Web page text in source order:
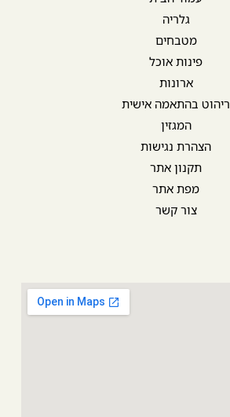
גלריה
מטבחים
פינות אוכל
ארונות
ריהוט בהתאמה אישית
המגזין
הצהרת נגישות
תקנון אתר
מפת אתר
צור קשר